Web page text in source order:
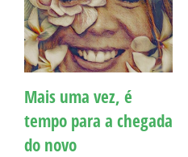
Mais uma vez, é
tempo para a chegada
do novo